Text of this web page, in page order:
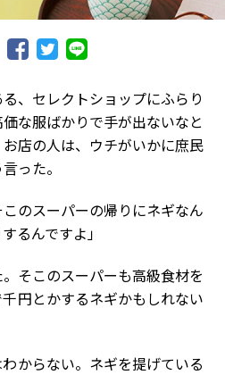
、セレクトショップにふらり
な服ばかりで手が出ないなと
店の人は、ウチがいかに庶民
った。
のスーパーの帰りにネギなん
るんですよ」
そこのスーパーも高級食材を
円とかするネギかもしれない
からない。ネギを提げている